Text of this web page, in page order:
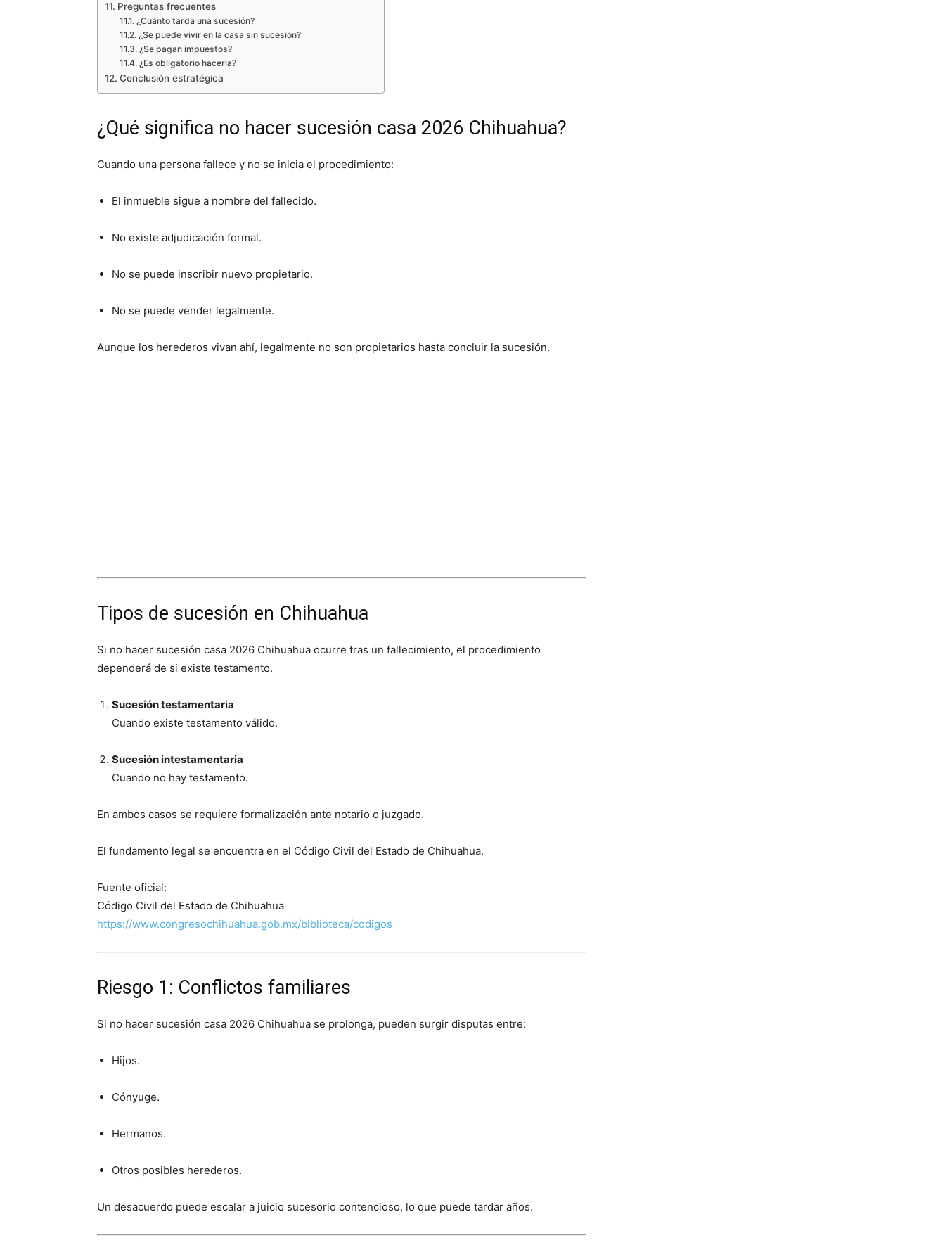
Preguntas frecuentes
¿Cuánto tarda una sucesión?
¿Se puede vivir en la casa sin sucesión?
¿Se pagan impuestos?
¿Es obligatorio hacerla?
Conclusión estratégica
¿Qué significa no hacer sucesión casa 2026 Chihuahua?
Cuando una persona fallece y no se inicia el procedimiento:
El inmueble sigue a nombre del fallecido.
No existe adjudicación formal.
No se puede inscribir nuevo propietario.
No se puede vender legalmente.
Aunque los herederos vivan ahí, legalmente no son propietarios hasta concluir la sucesión.
Tipos de sucesión en Chihuahua
Si no hacer sucesión casa 2026 Chihuahua ocurre tras un fallecimiento, el procedimiento
dependerá de si existe testamento.
Sucesión testamentaria
Cuando existe testamento válido.
Sucesión intestamentaria
Cuando no hay testamento.
En ambos casos se requiere formalización ante notario o juzgado.
El fundamento legal se encuentra en el Código Civil del Estado de Chihuahua.
Fuente oficial:
Código Civil del Estado de Chihuahua
https://www.congresochihuahua.gob.mx/biblioteca/codigos
Riesgo 1: Conflictos familiares
Si no hacer sucesión casa 2026 Chihuahua se prolonga, pueden surgir disputas entre:
Hijos.
Cónyuge.
Hermanos.
Otros posibles herederos.
Un desacuerdo puede escalar a juicio sucesorio contencioso, lo que puede tardar años.